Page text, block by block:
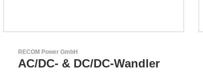
Esseti Srl
Ihr Partner für High-Tech-